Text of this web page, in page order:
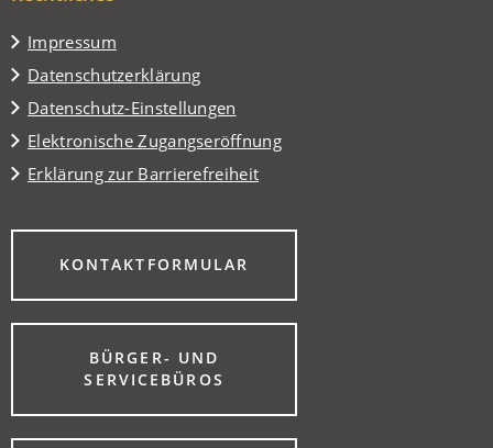
Impressum
Datenschutzerklärung
Datenschutz-Einstellungen
Elektronische Zugangseröffnung
Erklärung zur Barrierefreiheit
KONTAKTFORMULAR
(ÖFFNET
EINEM
NEUEN
BÜRGER- UND
SERVICEBÜROS
(ÖFFNET
EINEM